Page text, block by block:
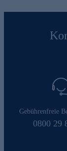
Gebührenfreie
0800 29